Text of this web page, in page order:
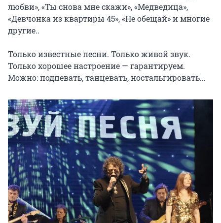
любви», «Ты снова мне скажи», «Медведица»,
«Девчонка из квартиры 45», «Не обещай» и многие
другие..
Только известные песни. Только живой звук.
Только хорошее настроение — гарантируем.
Можно: подпевать, танцевать, ностальгировать...